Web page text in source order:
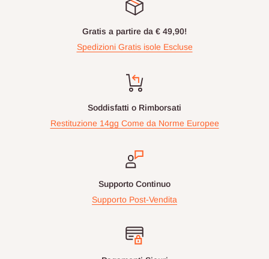
Gratis a partire da € 49,90!
Spedizioni Gratis isole Escluse
Soddisfatti o Rimborsati
Restituzione 14gg Come da Norme Europee
Supporto Continuo
Supporto Post-Vendita